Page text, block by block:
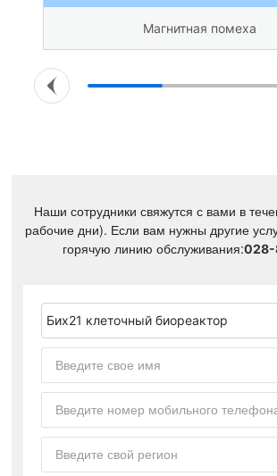
Магнитная помеха
Наши сотрудники свяжутся с вами в
рабочие дни). Если вам нужны другие
горячую линию обслуживания:028-
Бих21 клеточный биореактор